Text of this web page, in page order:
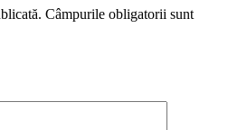
Câmpurile obligatorii sunt